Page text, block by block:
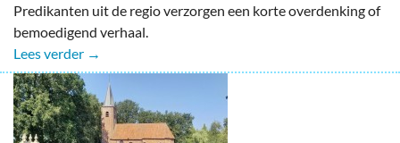
Predikanten uit de regio verzorgen een korte overdenking of
bemoedigend verhaal.
Lees verder →